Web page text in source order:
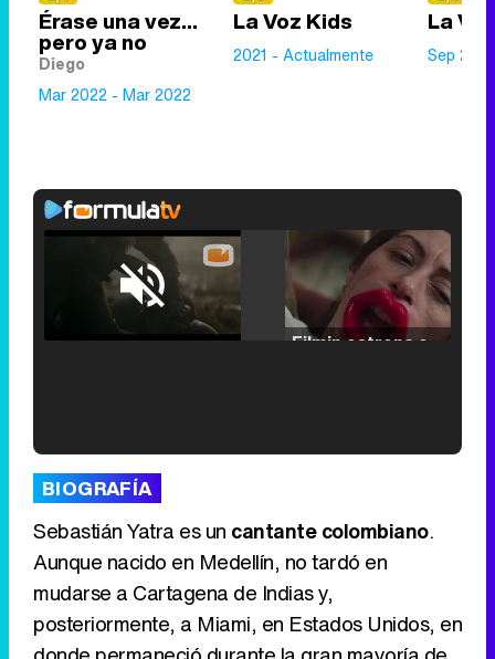
Érase una vez...
pero ya no
Diego
Mar 2022 - Mar 2022
La Voz Kids
2021 - Actualmente
La Voz
Sep
Unmute /
Loaded
25.30%
BIOGRAFÍA
Sebastián Yatra es un cantante colombiano.
Aunque nacido en Medellín, no tardó en
mudarse a Cartagena de Indias y,
posteriormente, a Miami, en Estados Unidos, en